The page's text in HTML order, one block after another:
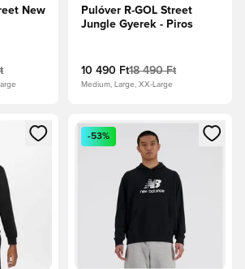
New
Pulóver R-GOL Street
Jungle Gyerek - Piros
10 490 Ft18 490 Ft
Medium, Large, XX-Large
a bejelentkezéshez vagy a tagként
Megnyit egy modált a
-53%